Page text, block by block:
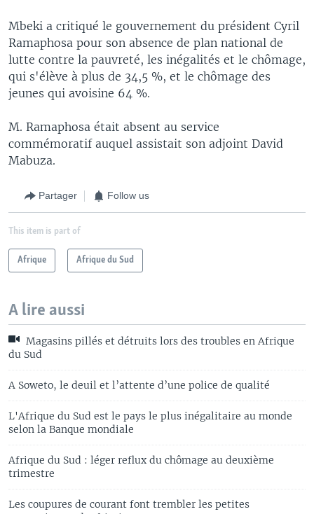
Mbeki a critiqué le gouvernement du président Cyril
Ramaphosa pour son absence de plan national de
lutte contre la pauvreté, les inégalités et le chômage,
qui s'élève à plus de 34,5 %, et le chômage des
jeunes qui avoisine 64 %.
M. Ramaphosa était absent au service
commémoratif auquel assistait son adjoint David
Mabuza.
Partager Follow us
This item is part of
Afrique Afrique du Sud
A lire aussi
Magasins pillés et détruits lors des troubles en Afrique
du Sud
A Soweto, le deuil et l’attente d’une police de qualité
L'Afrique du Sud est le pays le plus inégalitaire au monde
selon la Banque mondiale
Afrique du Sud : léger reflux du chômage au deuxième
trimestre
Les coupures de courant font trembler les petites